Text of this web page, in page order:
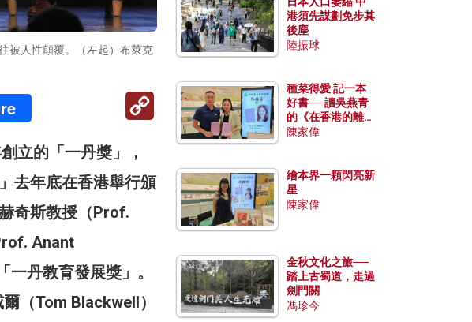
被人性顛覆。（左起）布萊克
Copy
立的「一丹獎」，
去年底在香港舉行頒
奇斯教授（Prof.
Anant
丹教育發展獎」。
（Tom Blackwell）
港須先謀劃免步其
後塵
陸振球
種菜得愛 記一本
好書──讀吳燕青
的《在香港的離島
種菜》
陳家偉
繪本界一顆閃亮新
星
陳家偉
金秋文化之旅──
踏上古蜀道，走過
劍門關
馮珍今